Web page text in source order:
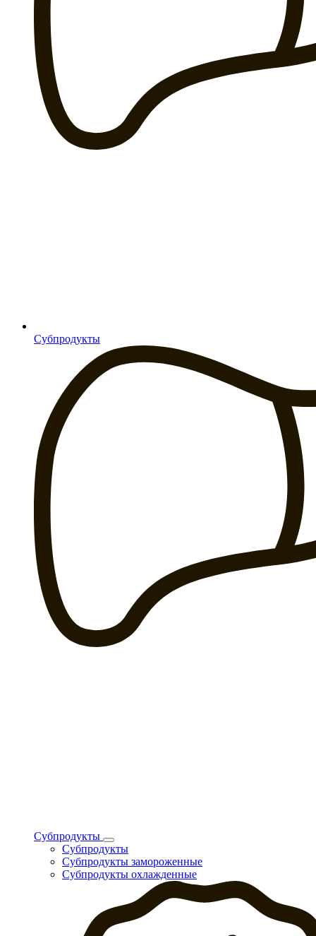
Субпродукты
Субпродукты
Субпродукты
Субпродукты замороженные
Субпродукты охлажденные